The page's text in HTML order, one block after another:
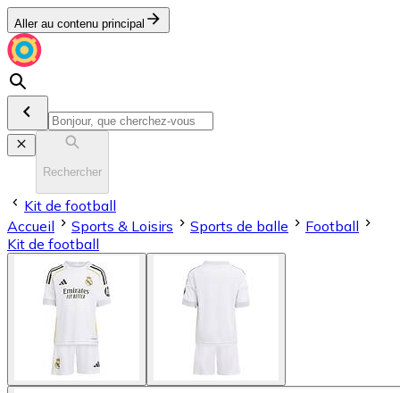
Aller au contenu principal
Rechercher
Kit de football
Accueil
Sports & Loisirs Sports de balle
Football
Kit de football